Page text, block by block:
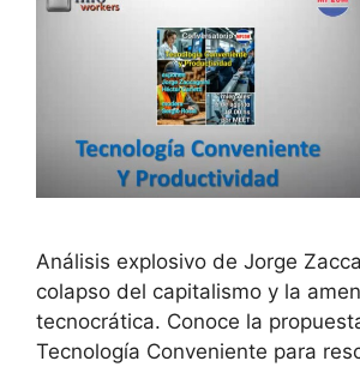
Análisis explosivo de Jorge
colapso del capitalismo y la
tecnocrática. Conoce la
Tecnología Conveniente para